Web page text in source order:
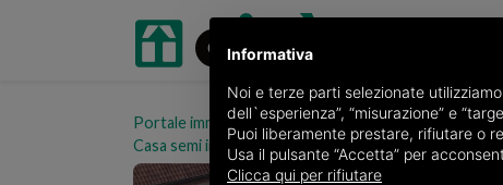
Portale immobiliare oikia.it Case semi indipendenti
Casa semi indipendente Piazza Umberto I, Novedrate
Informativa
Noi e terze parti selezionate
dell`esperienza”, “misurazione” e
Puoi liberamente prestare, rifiutare o
Usa il pulsante “Accetta” per
Clicca qui per rifiutare